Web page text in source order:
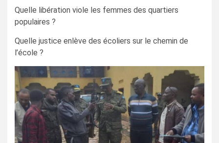
Quelle libération viole les femmes des quartiers
populaires ?
Quelle justice enlève des écoliers sur le chemin de
l’école ?